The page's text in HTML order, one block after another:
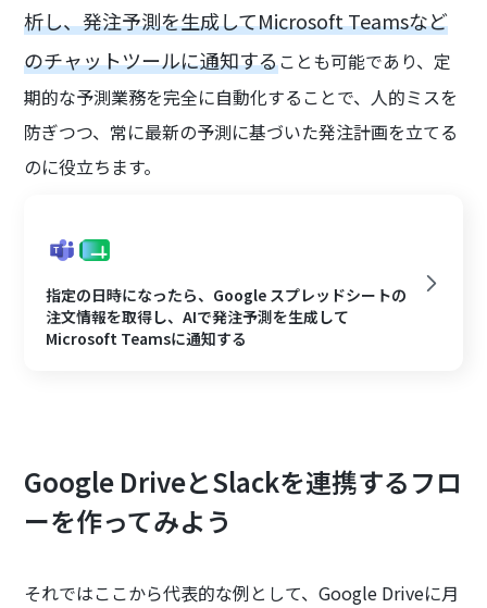
析し、発注予測を生成してMicrosoft Teamsなど
のチャットツールに通知することも可能であり、定
期的な予測業務を完全に自動化することで、人的ミスを
防ぎつつ、常に最新の予測に基づいた発注計画を立てる
のに役立ちます。
指定の日時になったら、Google スプレッドシートの
注文情報を取得し、AIで発注予測を生成して
Microsoft Teamsに通知する
Google DriveとSlackを連携するフロ
ーを作ってみよう
それではここから代表的な例として、Google Driveに月